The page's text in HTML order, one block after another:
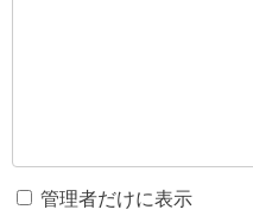
管理者だけに表示